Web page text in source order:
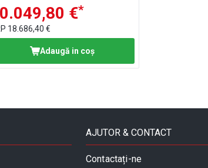
€*
18.686,40 €
Adaugă in coş
AJUTOR & CONTACT
Contactați-ne